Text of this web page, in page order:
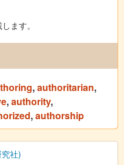
ます。
,authoritarian,
,authority,
,authorship
究社)